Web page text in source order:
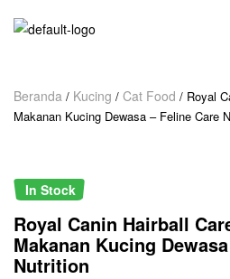
Beranda / Kucing / Cat Food / Royal
Makanan Kucing Dewasa – Feline Care
In Stock
Royal Canin Hairball
Makanan Kucing
Nutrition